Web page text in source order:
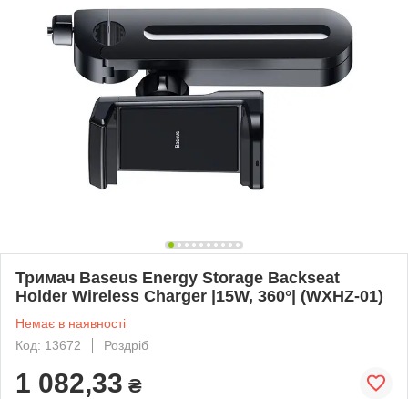
Тримач Baseus Energy Storage Backseat
Holder Wireless Charger |15W, 360°| (WXHZ-01)
Немає в наявності
Код: 13672
Роздріб
1 082,33 ₴